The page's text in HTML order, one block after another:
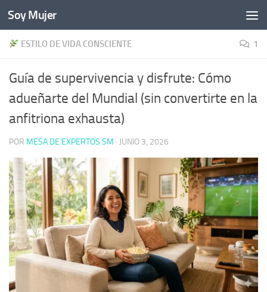
Bajo el contenido
Soy Mujer
ESTILO DE VIDA CONSCIENTE 1
Guía de supervivencia y disfrute: Cómo
adueñarte del Mundial (sin convertirte en la
anfitriona exhausta)
POR MESA DE EXPERTOS SM · JUNIO 3, 2026